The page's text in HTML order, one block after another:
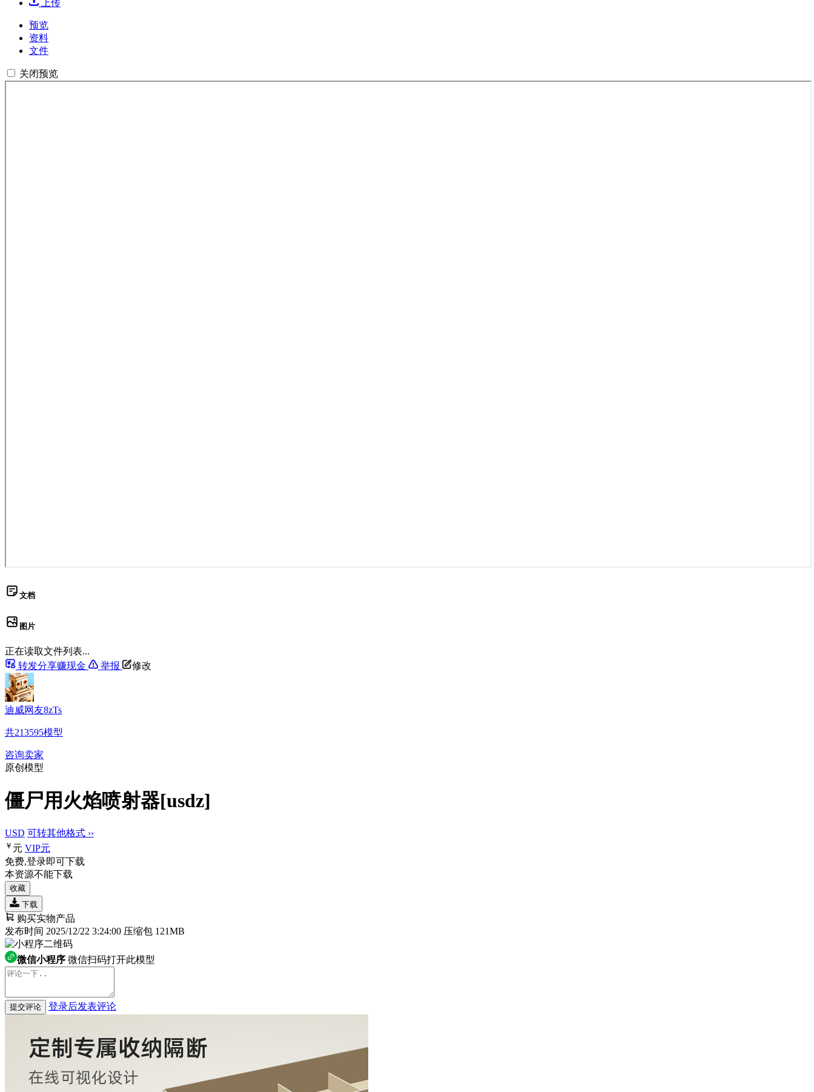
上传
预览
资料
文件
关闭预览
文档
图片
正在读取文件列表...
转发分享赚现金
举报 修改
迪威网友8zTs
共213595模型
咨询卖家
原创模型
僵尸用火焰喷射器[usdz]
USD 可转其他格式 ››
￥ 元 VIP元
免费,登录即可下载
本资源不能下载
收藏
下载
购买实物产品
发布时间 2025/12/22 3:24:00 压缩包 121MB
微信小程序 微信扫码打开此模型
提交评论 登录后发表评论